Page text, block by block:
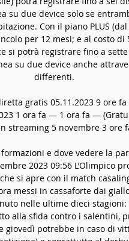
su due device solo se
Con il piano PLUS
per 12 mesi; e al costo di
si potrà registrare fino a
su due device anche
differenti.
gratis 05.11.2023 9 ore
1 ora fa — 1 ora fa —
streaming 5 novembre 3 ore
formazioni e dove vedere la
2023 09:56 L’Olimpico
si apre con il match
messi in cassaforte dai
nelle ultime dieci
alla sfida contro i salentini,
giovedì potrebbe in caso di